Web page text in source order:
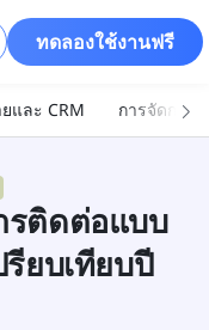
ทดลองใช้งานฟรี
และ CRM การจัดการ
รติดต่อแบบ
ยบเทียบปี